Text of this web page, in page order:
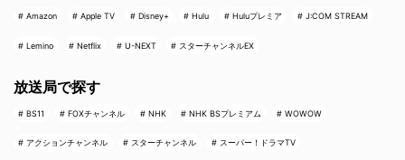
Amazon Apple TV Disney+ Hulu Huluプレミア J:COM STREAM
Lemino Netflix U-NEXT スターチャンネルEX
放送局で探す
BS11 FOXチャンネル NHK NHK BSプレミアム WOWOW
アクションチャンネル スターチャンネル スーパー！ドラマTV